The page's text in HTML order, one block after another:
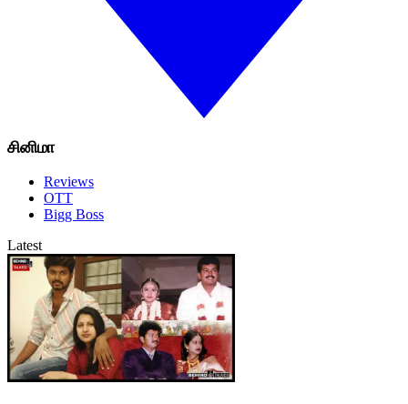
சினிமா
Reviews
OTT
Bigg Boss
Latest